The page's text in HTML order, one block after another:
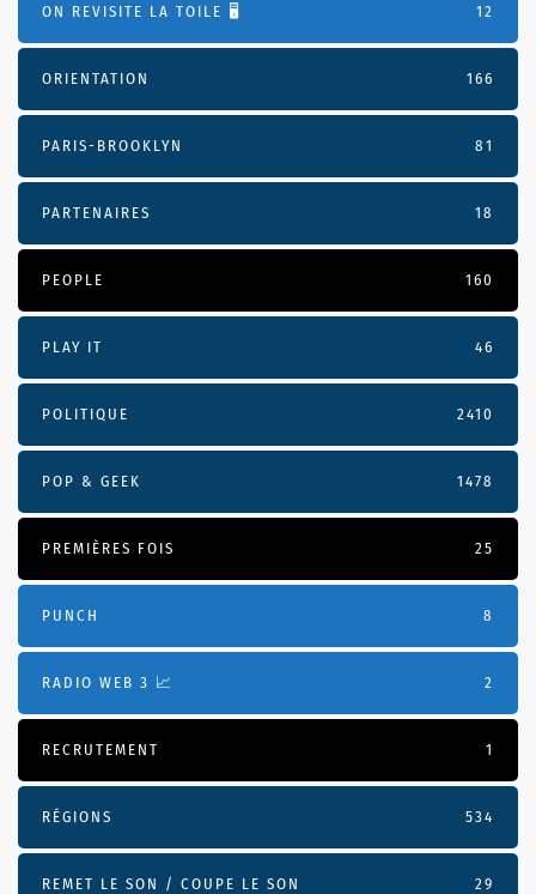
ON REVISITE LA TOILE 🖥️ 12
ORIENTATION 166
PARIS-BROOKLYN 81
PARTENAIRES 18
PEOPLE 160
PLAY IT 46
POLITIQUE 2410
POP & GEEK 1478
PREMIÈRES FOIS 25
PUNCH 8
RADIO WEB 3 📈 2
RECRUTEMENT 1
RÉGIONS 534
REMET LE SON / COUPE LE SON 29